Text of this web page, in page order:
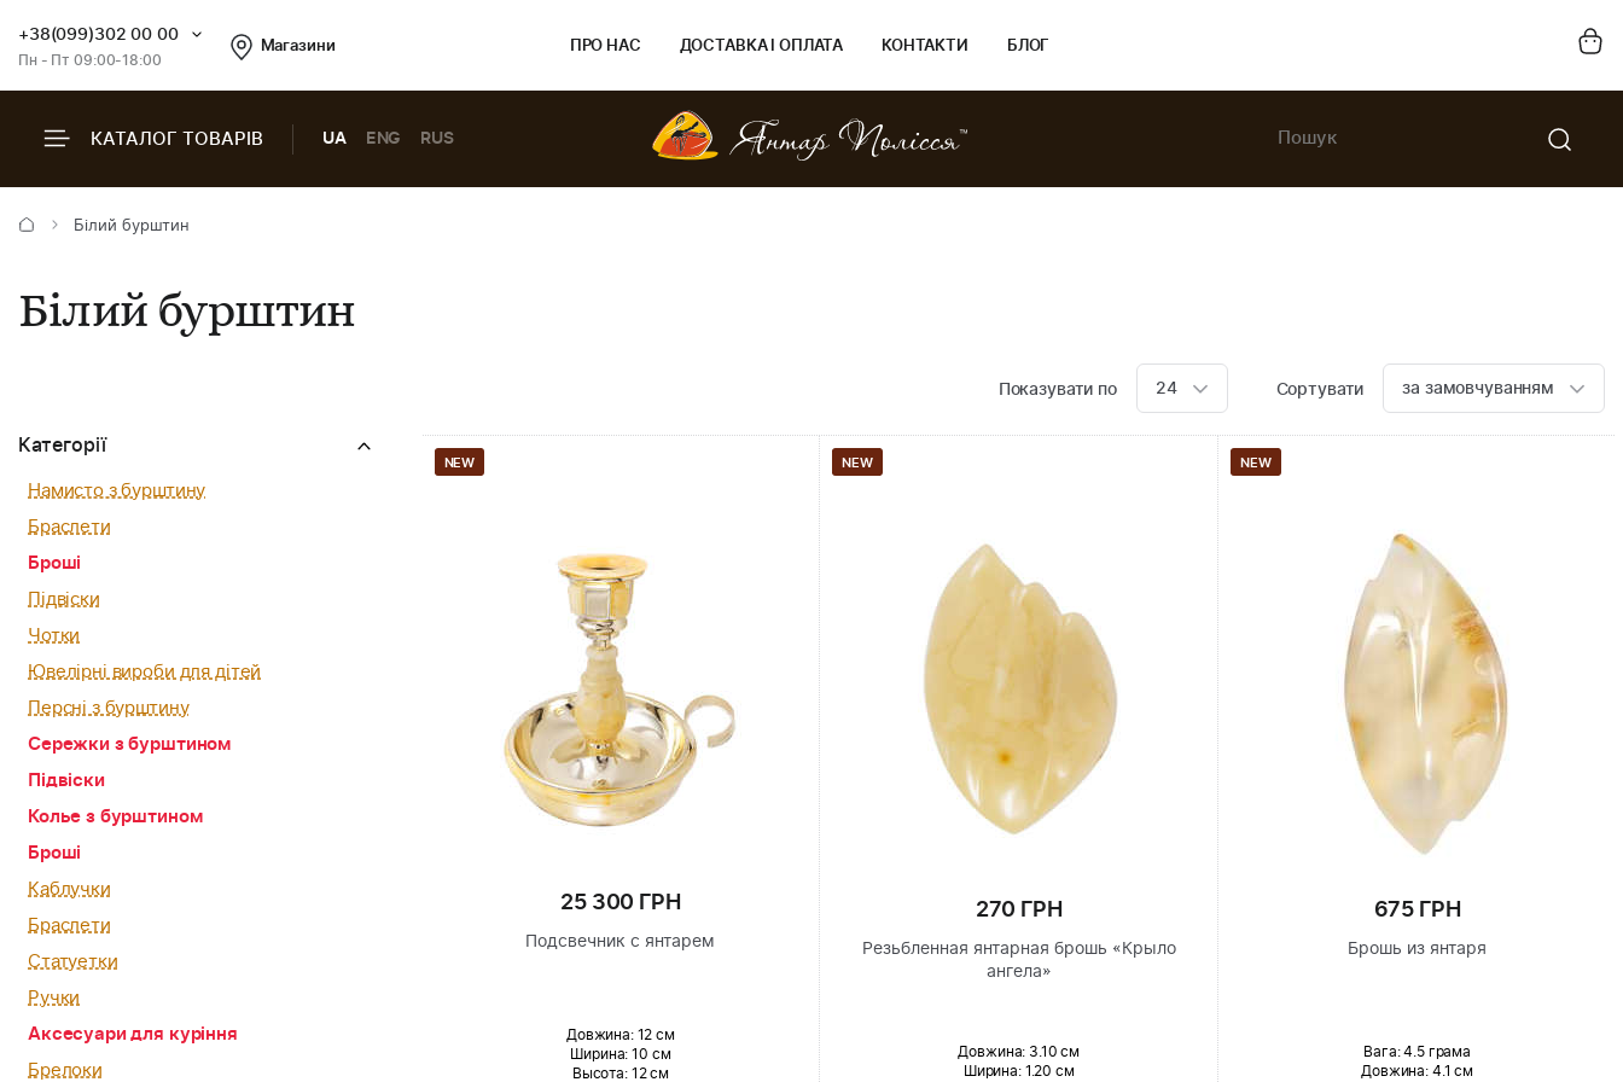
+38(099)302 00 00
Пн - Пт 09:00-18:00
Магазини ПРО НАС ДОСТАВКА І ОПЛАТА КОНТАКТИ БЛОГ
КАТАЛОГ ТОВАРІВ UA ENG RUS
Білий бурштин
Білий бурштин
Показувати по 24 Сортувати за замовчуванням
Категорії
Намисто з бурштину
Браслети
Броші
Підвіски
Чотки
Ювелірні вироби для дітей
Персні з бурштину
Сережки з бурштином
Підвіски
Колье з бурштином
Броші
Каблучки
Браслети
Статуетки
Ручки
Аксесуари для куріння
Брелоки
NEW
25 300 ГРН
Подсвечник с янтарем
Довжина:12 см
Ширина: 10 см
Высота: 12 см
NEW
270 ГРН
Резьбленная янтарная брошь «Крыло
ангела»
Довжина: 3.10 см
Ширина: 1.20 см
NEW
675 ГРН
Брошь из янтаря
Вага: 4.5 грама
Довжина: 4.1 см